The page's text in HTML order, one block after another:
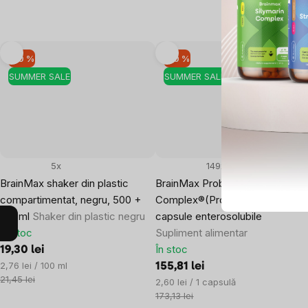
SUMMER SALE
–10 %
BrainMax shaker din plastic
compartimentat, negru, 500 +
150 ml Shaker din plastic negru
5x
În stoc
19,30 lei
Evaluare
preţ:
2,76 lei / 100 ml
21,45 lei
SUMMER SALE
–10 %
BrainMax Probiotic
Complex®(Probiotice), 60
capsule enterosolubile
Supliment alimentar
149x
În stoc
155,81 lei
Evaluare
preţ:
2,60 lei / 1 capsulă
173,13 lei